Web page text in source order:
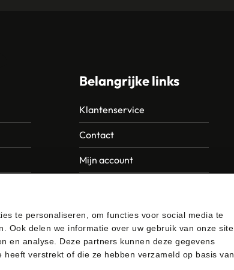
te personaliseren, om functies voor social media te
Ook delen we informatie over uw gebruik van onze site
en analyse. Deze partners kunnen deze gegevens
verstrekt of die ze hebben verzameld op basis van
Belangrijke links
Klantenservice
Contact
Mijn account